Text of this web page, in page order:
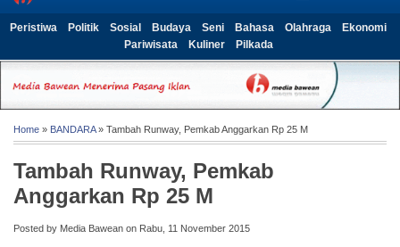
Peristiwa Politik Sosial Budaya Seni Bahasa Olahraga
Ekonomi
Pariwisata
Kuliner Pilkada
Home » BANDARA» Tambah Runway, Pemkab Anggarkan Rp 25 M
Tambah Runway, Pemkab
Anggarkan Rp 25 M
Posted by Media Bawean on Rabu, 11 November 2015